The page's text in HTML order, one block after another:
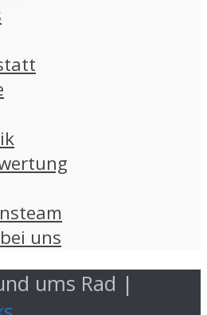
uns
ums Rad |